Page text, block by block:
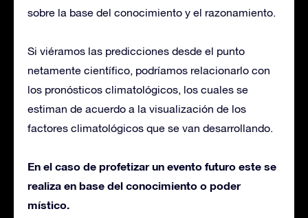
sobre la base del conocimiento y el razonamiento.
Si viéramos las predicciones desde el punto
netamente científico, podríamos relacionarlo con
los pronósticos climatológicos, los cuales se
estiman de acuerdo a la visualización de los
factores climatológicos que se van desarrollando.
En el caso de profetizar un evento futuro este se
realiza en base del conocimiento o poder
místico.